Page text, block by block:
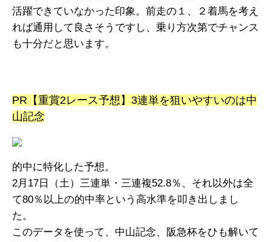
活躍できていなかった印象。前走の１、２着馬を考え
れば通用して良さそうですし、乗り方次第でチャンス
も十分だと思います。
PR【重賞2レース予想】3連単を狙いやすいのは中
山記念
的中に特化した予想。
2月17日（土）三連単・三連複52.8％、それ以外は全
て80％以上の的中率という高水準を叩き出しまし
た。
このデータを使って、中山記念、阪急杯をひも解いて